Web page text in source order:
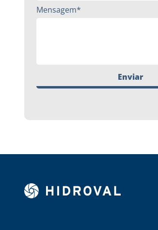
Mensagem*
Enviar